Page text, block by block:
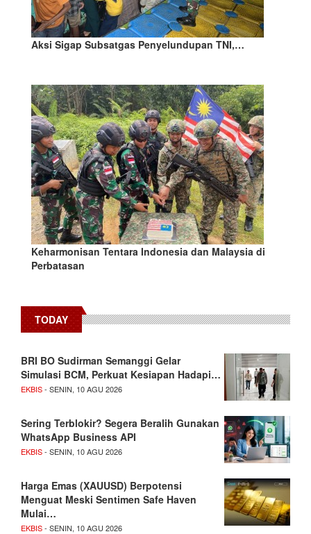
Aksi Sigap Subsatgas Penyelundupan TNI,…
Keharmonisan Tentara Indonesia dan Malaysia di
Perbatasan
TODAY
BRI BO Sudirman Semanggi Gelar
Simulasi BCM, Perkuat Kesiapan Hadapi…
EKBIS- SENIN, 10 AGU 2026
Sering Terblokir? Segera Beralih Gunakan
WhatsApp Business API
EKBIS- SENIN, 10 AGU 2026
Harga Emas (XAUUSD) Berpotensi
Menguat Meski Sentimen Safe Haven
Mulai…
EKBIS- SENIN, 10 AGU 2026